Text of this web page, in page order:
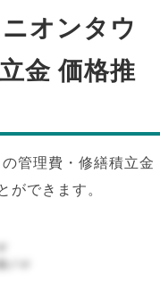
オンタウ
金 価格推
管理費・修繕積立金
ができます。
／㎡